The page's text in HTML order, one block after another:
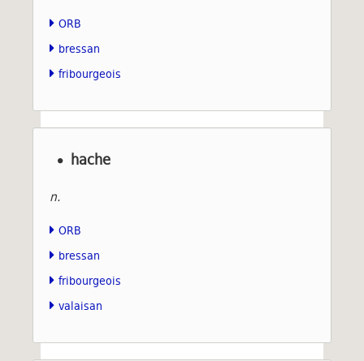
ORB
bressan
fribourgeois
hache
n.
ORB
bressan
fribourgeois
valaisan